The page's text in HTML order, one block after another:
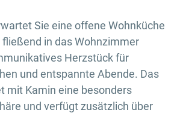
Sie eine offene Wohnküche
in das Wohnzimmer
Herzstück für
und entspannte Abende. Das
mit Kamin eine besonders
und verfügt zusätzlich über